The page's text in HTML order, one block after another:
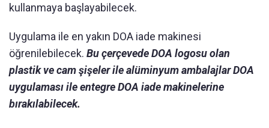
kullanmaya başlayabilecek.
Uygulama ile en yakın DOA iade makinesi
öğrenilebilecek. Bu çerçevede DOA logosu olan
plastik ve cam şişeler ile alüminyum ambalajlar DOA
uygulaması ile entegre DOA iade makinelerine
bırakılabilecek.